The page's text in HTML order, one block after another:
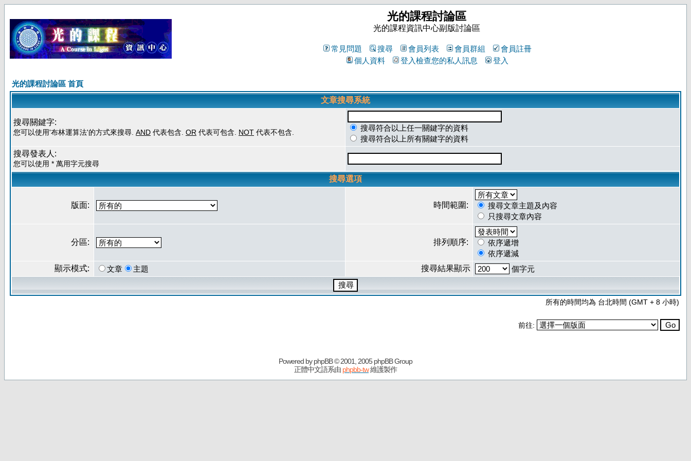
光的課程討論區
光的課程資訊中心副版討論區
常見問題 搜尋 會員列表 會員群組
會員註冊
個人資料
登入檢查您的私人訊息 登入
光的課程討論區 首頁
文章搜尋系統
搜尋關鍵字:
您可以使用'布林運算法'的方式來搜尋. AND 代表包含. OR 代表可包含. NOT 代表不包含.
搜尋符合以上任一關鍵字的資料
搜尋符合以上所有關鍵字的資料
搜尋發表人:
您可以使用 * 萬用字元搜尋
搜尋選項
版面: 時間範圍:
搜尋文章主題及內容
只搜尋文章內容
分區: 排列順序:
依序遞增
依序遞減
顯示模式:
文章 主題 搜尋結果顯示 個字元
所有的時間均為 台北時間 (GMT + 8 小時)
前往:
Powered byphpBB© 2001, 2005 phpBB Group
正體中文語系由 phpbb-tw維護製作